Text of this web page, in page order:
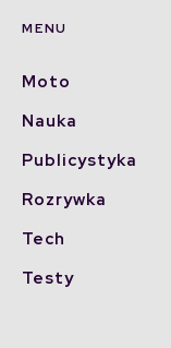
MENU
Moto
Nauka
Publicystyka
Rozrywka
Tech
Testy